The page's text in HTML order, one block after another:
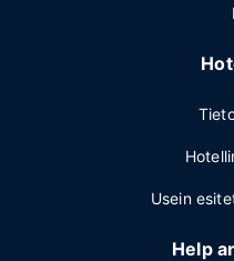
Usein
Help